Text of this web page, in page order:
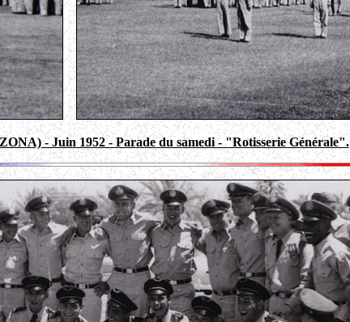
- Juin 1952 - Parade du samedi - "Rotisserie Générale".